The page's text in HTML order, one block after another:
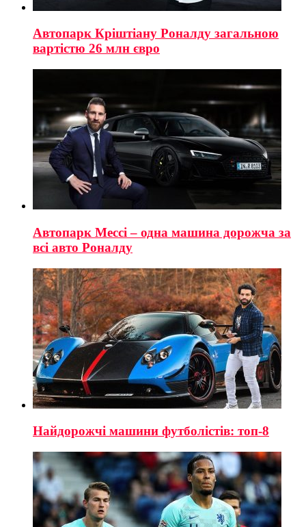
Автопарк Кріштіану Роналду загальною
вартістю 26 млн євро
Автопарк Мессі – одна машина дорожча за
всі авто Роналду
Найдорожчі машини футболістів: топ-8